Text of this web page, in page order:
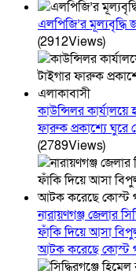
এলপিজি’র মূল্যবৃদ্ধি
(2912Views)
কাউন্সিলর
ফারুক প্রকাশ্যে ঘুরে
(2789Views)
নারায়ণগঞ্জ জেলার
ফাঁকি দিয়ে আসা
আটক করেছে কোস্ট